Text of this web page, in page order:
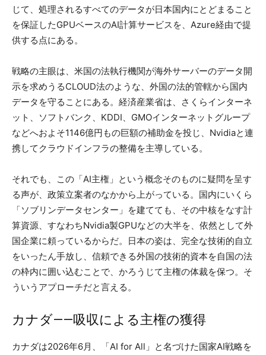
じて、処理されるすべてのデータが日本国内にとどまること
を保証したGPUベースのAI計算サービスを、Azure経由で提
供する点にある。
戦略の主眼は、米国の法執行機関が海外サーバーのデータ開
示を求めうるCLOUD法のような、外国の法的管轄から国内
データを守ることにある。経済産業省は、さくらインターネ
ット、ソフトバンク、KDDI、GMOインターネットグループ
などへおよそ1146億円もの巨額の補助金を投じ、Nvidiaと連
携してクラウドインフラの整備を主導している。
それでも、この「AI主権」という概念そのものに疑問を呈す
る声が、政策立案者のなかから上がっている。国内にいくら
「ソブリンデータセンター」を建てても、その中核をなす計
算資源、すなわちNvidia製GPUなどの大半を、依然として外
国企業に頼っているからだ。日本の姿は、完全な技術的自立
をいったん手放し、信頼できる外国の技術的資本を自国の法
の枠内に囲い込むことで、かろうじて主権の体裁を保つ。そ
ういうアプローチだと言える。
カナダ——吸収による主権の獲得
カナダは2026年6月、「AI for All」と名づけた国家AI戦略を